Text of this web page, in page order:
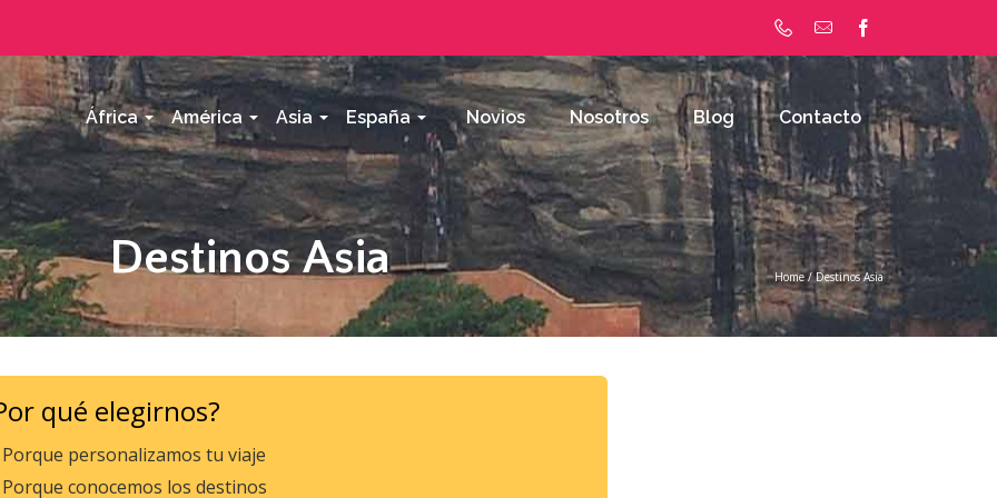
África América Asia España Novios Nosotros Blog Contacto
Destinos Asia Home / Destinos Asia
qué elegirnos?
Porque personalizamos tu viaje
Porque conocemos los destinos